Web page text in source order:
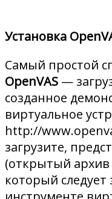
Установка
Самый простой
OpenVAS —
созданное
виртуальное
http://
загрузите,
(открытый
который следует